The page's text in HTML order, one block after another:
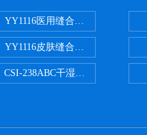
YY1116医用缝合线线径试验仪
YY1116皮肤缝合线线径测量仪
CSI-238ABC干湿电动摩擦色牢度